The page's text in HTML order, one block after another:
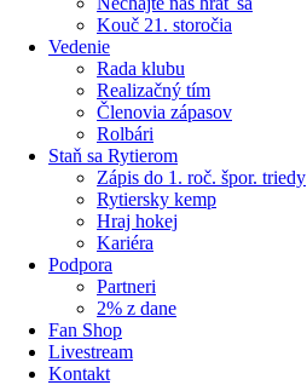
Kouč 21. storočia
Vedenie
Rada klubu
Realizačný tím
Členovia zápasov
Rolbári
Staň sa Rytierom
Zápis do 1. roč. špor. triedy
Rytiersky kemp
Hraj hokej
Kariéra
Podpora
Partneri
2% z dane
Fan Shop
Livestream
Kontakt